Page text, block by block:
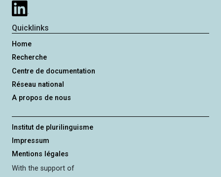
Quicklinks
Home
Recherche
Centre de documentation
Réseau national
A propos de nous
Institut de plurilinguisme
Impressum
Mentions légales
With the support of